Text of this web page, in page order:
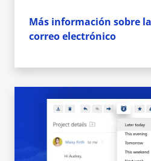
Más información sobre
correo electrónico